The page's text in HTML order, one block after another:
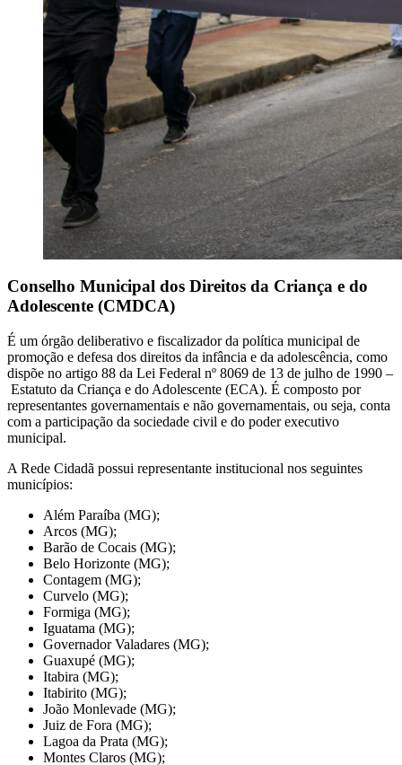
Conselho Municipal dos Direitos da Criança e do
Adolescente (CMDCA)
É um órgão deliberativo e fiscalizador da política municipal de
promoção e defesa dos direitos da infância e da adolescência, como
dispõe no artigo 88 da Lei Federal nº 8069 de 13 de julho de 1990 –
Estatuto da Criança e do Adolescente (ECA). É composto por
representantes governamentais e não governamentais, ou seja, conta
com a participação da sociedade civil e do poder executivo
municipal.
A Rede Cidadã possui representante institucional nos seguintes
municípios:
Além Paraíba (MG);
Arcos (MG);
Barão de Cocais (MG);
Belo Horizonte (MG);
Contagem (MG);
Curvelo (MG);
Formiga (MG);
Iguatama (MG);
Governador Valadares (MG);
Guaxupé (MG);
Itabira (MG);
Itabirito (MG);
João Monlevade (MG);
Juiz de Fora (MG);
Lagoa da Prata (MG);
Montes Claros (MG);